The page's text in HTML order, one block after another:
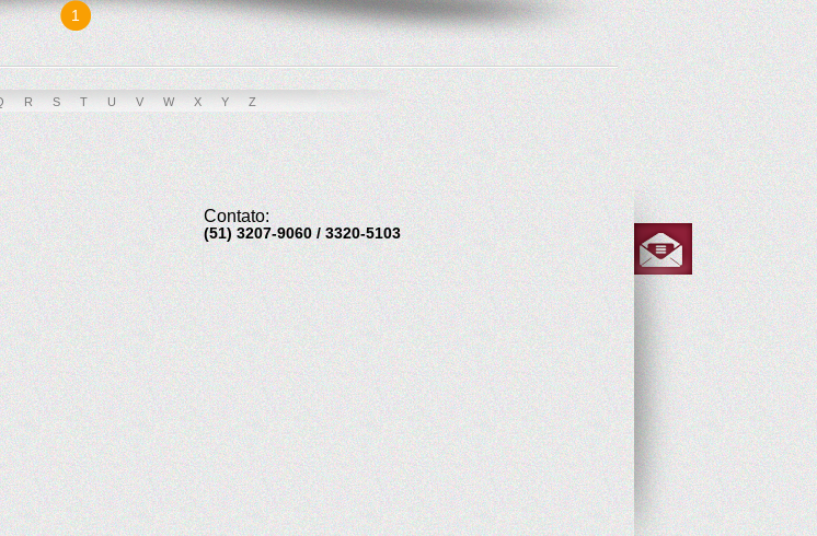
1
R S T U V W X Y Z
Contato:
(51) 3207-9060 / 3320-5103